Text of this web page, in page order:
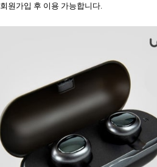
회원가입 후 이용 가능합니다.